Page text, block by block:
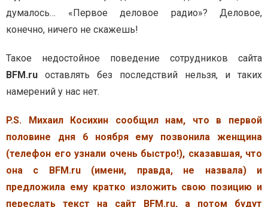
думалось… «Первое деловое радио»? Деловое,
конечно, ничего не скажешь!
Такое недостойное поведение сотрудников сайта
BFM.ru оставлять без последствий нельзя, и таких
намерений у нас нет.
P.S. Михаил Косихин сообщил нам, что в первой
половине дня 6 ноября ему позвонила женщина
(телефон его узнали очень быстро!), сказавшая, что
она с BFM.ru (имени, правда, не назвала) и
предложила ему кратко изложить свою позицию и
переслать текст на сайт BFM.ru, а потом будут